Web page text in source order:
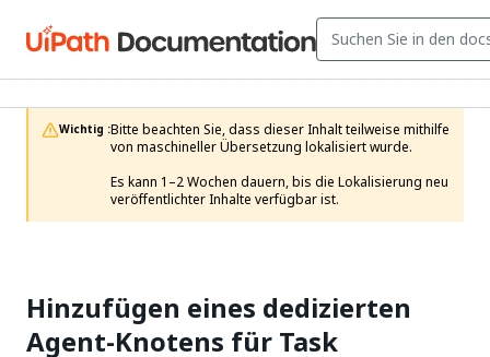
Wichtig :Bitte beachten Sie, dass dieser Inhalt teilweise mithilfe
von maschineller Übersetzung lokalisiert wurde.
Es kann 1–2 Wochen dauern, bis die Lokalisierung neu
veröffentlichter Inhalte verfügbar ist.
Hinzufügen eines dedizierten
Agent-Knotens für Task